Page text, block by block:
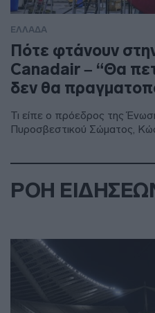
ΕΛΛΑΔΑ
Πότε φτάνουν
Canadair – “Θα
δεν θα
Τι είπε ο πρόεδρος της
Πυροσβεστικού Σώματος,
ΡΟΗ